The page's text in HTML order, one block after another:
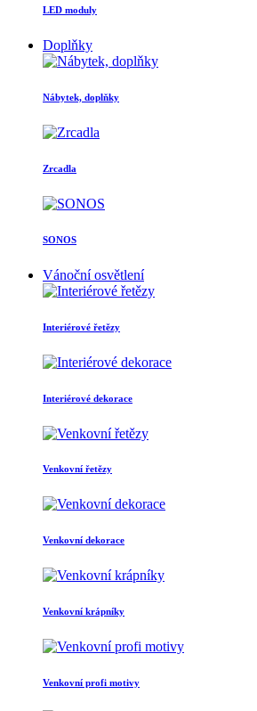
LED moduly
Doplňky
Nábytek, doplňky
Zrcadla
SONOS
Vánoční osvětlení
Interiérové řetězy
Interiérové dekorace
Venkovní řetězy
Venkovní dekorace
Venkovní krápníky
Venkovní profi motivy